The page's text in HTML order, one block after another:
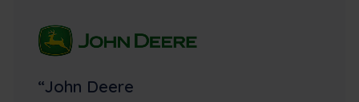
“John Deere